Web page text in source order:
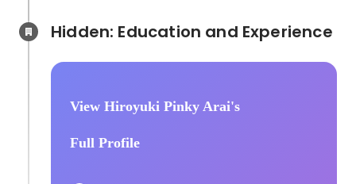
View Hiroyuki Pinky Arai's
Full Profile